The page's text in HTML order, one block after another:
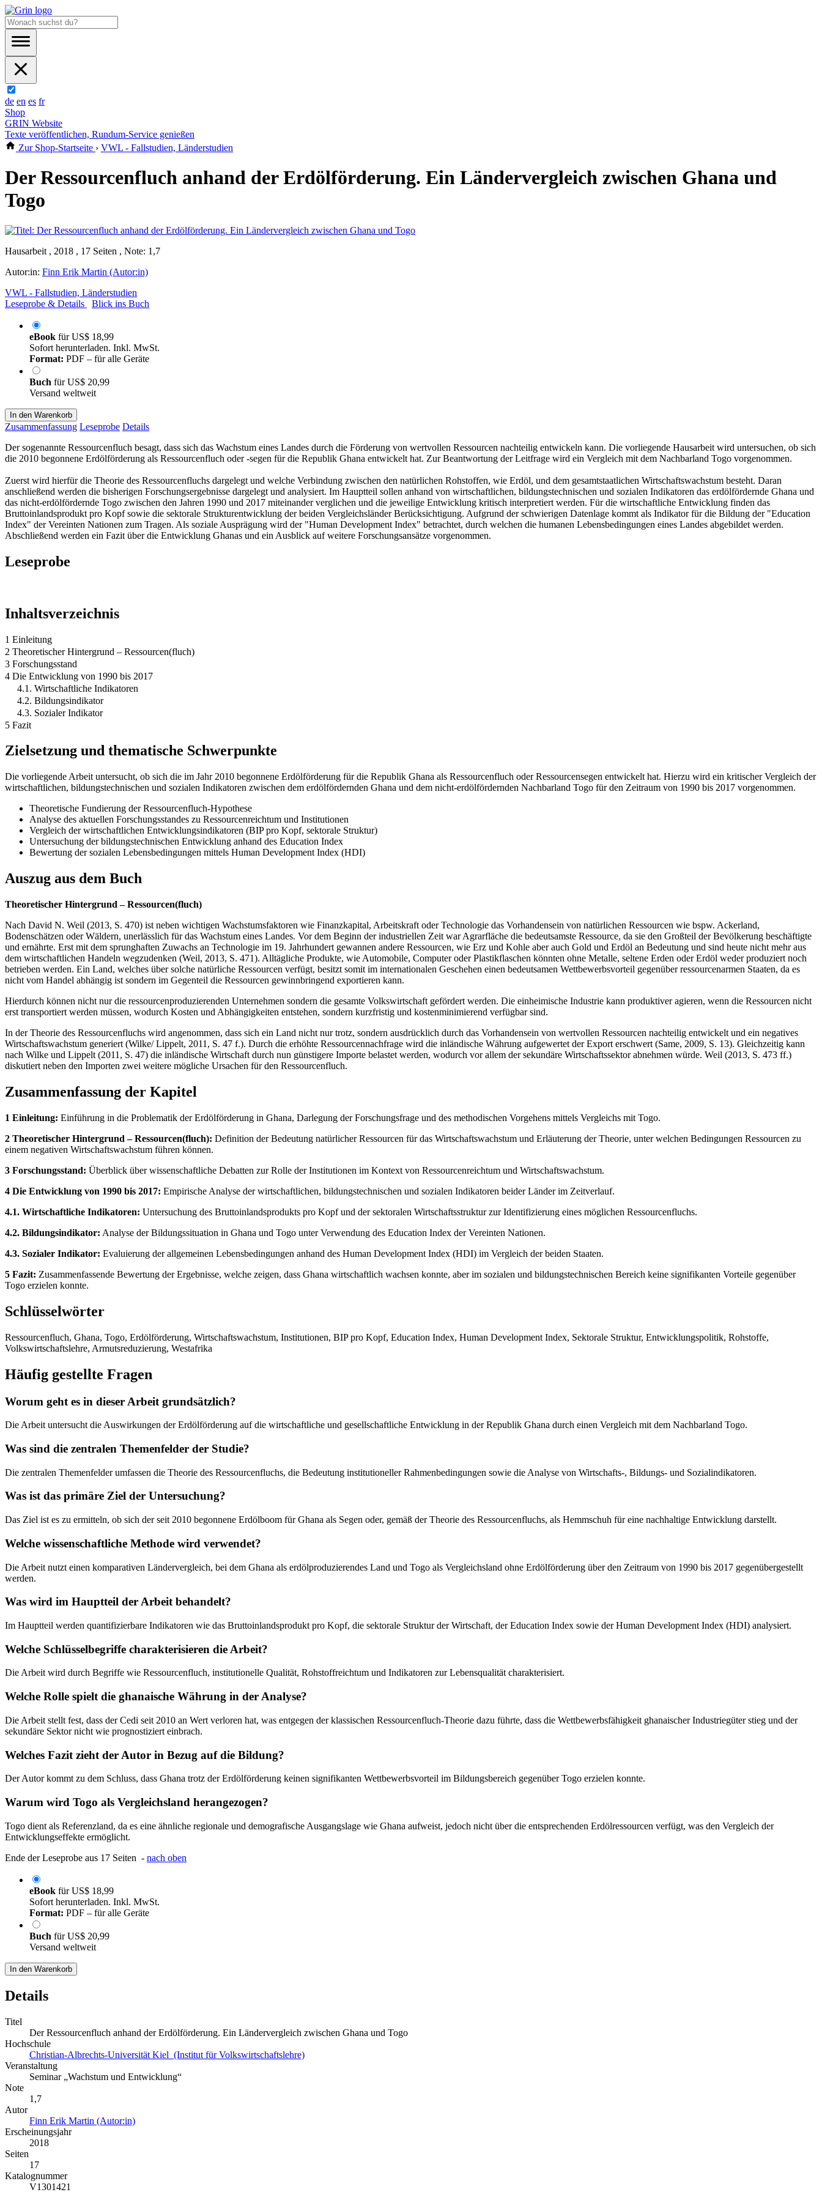
de en es fr
Shop
GRIN Website
Texte veröffentlichen, Rundum-Service genießen
Zur Shop-Startseite › VWL - Fallstudien, Länderstudien
Der Ressourcenfluch anhand der Erdölförderung. Ein Ländervergleich zwischen Ghana und
Togo
Hausarbeit , 2018 , 17 Seiten , Note: 1,7
Autor:in: Finn Erik Martin (Autor:in)
VWL - Fallstudien, Länderstudien
Leseprobe & Details
Blick ins Buch
eBook fürUS$ 18,99
Sofort herunterladen. Inkl. MwSt.
Format: PDF – für alle Geräte
Buch fürUS$ 20,99
Versand weltweit
In den Warenkorb
Zusammenfassung Leseprobe Details
Der sogenannte Ressourcenfluch besagt, dass sich das Wachstum eines Landes durch die Förderung von wertvollen Ressourcen nachteilig entwickeln kann. Die vorliegende Hausarbeit wird untersuchen, ob sich
die 2010 begonnene Erdölförderung als Ressourcenfluch oder -segen für die Republik Ghana entwickelt hat. Zur Beantwortung der Leitfrage wird ein Vergleich mit dem Nachbarland Togo vorgenommen.
Zuerst wird hierfür die Theorie des Ressourcenfluchs dargelegt und welche Verbindung zwischen den natürlichen Rohstoffen, wie Erdöl, und dem gesamtstaatlichen Wirtschaftswachstum besteht. Daran
anschließend werden die bisherigen Forschungsergebnisse dargelegt und analysiert. Im Hauptteil sollen anhand von wirtschaftlichen, bildungstechnischen und sozialen Indikatoren das erdölfördernde Ghana und
das nicht-erdölfördernde Togo zwischen den Jahren 1990 und 2017 miteinander verglichen und die jeweilige Entwicklung kritisch interpretiert werden. Für die wirtschaftliche Entwicklung finden das
Bruttoinlandsprodukt pro Kopf sowie die sektorale Strukturentwicklung der beiden Vergleichsländer Berücksichtigung. Aufgrund der schwierigen Datenlage kommt als Indikator für die Bildung der "Education
Index" der Vereinten Nationen zum Tragen. Als soziale Ausprägung wird der "Human Development Index" betrachtet, durch welchen die humanen Lebensbedingungen eines Landes abgebildet werden.
Abschließend werden ein Fazit über die Entwicklung Ghanas und ein Ausblick auf weitere Forschungsansätze vorgenommen.
Leseprobe
Inhaltsverzeichnis
1 Einleitung
2 Theoretischer Hintergrund – Ressourcen(fluch)
3 Forschungsstand
4 Die Entwicklung von 1990 bis 2017
4.1. Wirtschaftliche Indikatoren
4.2. Bildungsindikator
4.3. Sozialer Indikator
5 Fazit
Zielsetzung und thematische Schwerpunkte
Die vorliegende Arbeit untersucht, ob sich die im Jahr 2010 begonnene Erdölförderung für die Republik Ghana als Ressourcenfluch oder Ressourcensegen entwickelt hat. Hierzu wird ein kritischer Vergleich der
wirtschaftlichen, bildungstechnischen und sozialen Indikatoren zwischen dem erdölfördernden Ghana und dem nicht-erdölfördernden Nachbarland Togo für den Zeitraum von 1990 bis 2017 vorgenommen.
Theoretische Fundierung der Ressourcenfluch-Hypothese
Analyse des aktuellen Forschungsstandes zu Ressourcenreichtum und Institutionen
Vergleich der wirtschaftlichen Entwicklungsindikatoren (BIP pro Kopf, sektorale Struktur)
Untersuchung der bildungstechnischen Entwicklung anhand des Education Index
Bewertung der sozialen Lebensbedingungen mittels Human Development Index (HDI)
Auszug aus dem Buch
Theoretischer Hintergrund – Ressourcen(fluch)
Nach David N. Weil (2013, S. 470) ist neben wichtigen Wachstumsfaktoren wie Finanzkapital, Arbeitskraft oder Technologie das Vorhandensein von natürlichen Ressourcen wie bspw. Ackerland,
Bodenschätzen oder Wäldern, unerlässlich für das Wachstum eines Landes. Vor dem Beginn der industriellen Zeit war Agrarfläche die bedeutsamste Ressource, da sie den Großteil der Bevölkerung beschäftigte
und ernährte. Erst mit dem sprunghaften Zuwachs an Technologie im 19. Jahrhundert gewannen andere Ressourcen, wie Erz und Kohle aber auch Gold und Erdöl an Bedeutung und sind heute nicht mehr aus
dem wirtschaftlichen Handeln wegzudenken (Weil, 2013, S. 471). Alltägliche Produkte, wie Automobile, Computer oder Plastikflaschen könnten ohne Metalle, seltene Erden oder Erdöl weder produziert noch
betrieben werden. Ein Land, welches über solche natürliche Ressourcen verfügt, besitzt somit im internationalen Geschehen einen bedeutsamen Wettbewerbsvorteil gegenüber ressourcenarmen Staaten, da es
nicht vom Handel abhängig ist sondern im Gegenteil die Ressourcen gewinnbringend exportieren kann.
Hierdurch können nicht nur die ressourcenproduzierenden Unternehmen sondern die gesamte Volkswirtschaft gefördert werden. Die einheimische Industrie kann produktiver agieren, wenn die Ressourcen nicht
erst transportiert werden müssen, wodurch Kosten und Abhängigkeiten entstehen, sondern kurzfristig und kostenminimierend verfügbar sind.
In der Theorie des Ressourcenfluchs wird angenommen, dass sich ein Land nicht nur trotz, sondern ausdrücklich durch das Vorhandensein von wertvollen Ressourcen nachteilig entwickelt und ein negatives
Wirtschaftswachstum generiert (Wilke/ Lippelt, 2011, S. 47 f.). Durch die erhöhte Ressourcennachfrage wird die inländische Währung aufgewertet der Export erschwert (Same, 2009, S. 13). Gleichzeitig kann
nach Wilke und Lippelt (2011, S. 47) die inländische Wirtschaft durch nun günstigere Importe belastet werden, wodurch vor allem der sekundäre Wirtschaftssektor abnehmen würde. Weil (2013, S. 473 ff.)
diskutiert neben den Importen zwei weitere mögliche Ursachen für den Ressourcenfluch.
Zusammenfassung der Kapitel
1 Einleitung: Einführung in die Problematik der Erdölförderung in Ghana, Darlegung der Forschungsfrage und des methodischen Vorgehens mittels Vergleichs mit Togo.
2 Theoretischer Hintergrund – Ressourcen(fluch): Definition der Bedeutung natürlicher Ressourcen für das Wirtschaftswachstum und Erläuterung der Theorie, unter welchen Bedingungen Ressourcen zu
einem negativen Wirtschaftswachstum führen können.
3 Forschungsstand: Überblick über wissenschaftliche Debatten zur Rolle der Institutionen im Kontext von Ressourcenreichtum und Wirtschaftswachstum.
4 Die Entwicklung von 1990 bis 2017: Empirische Analyse der wirtschaftlichen, bildungstechnischen und sozialen Indikatoren beider Länder im Zeitverlauf.
4.1. Wirtschaftliche Indikatoren: Untersuchung des Bruttoinlandsprodukts pro Kopf und der sektoralen Wirtschaftsstruktur zur Identifizierung eines möglichen Ressourcenfluchs.
4.2. Bildungsindikator: Analyse der Bildungssituation in Ghana und Togo unter Verwendung des Education Index der Vereinten Nationen.
4.3. Sozialer Indikator: Evaluierung der allgemeinen Lebensbedingungen anhand des Human Development Index (HDI) im Vergleich der beiden Staaten.
5 Fazit: Zusammenfassende Bewertung der Ergebnisse, welche zeigen, dass Ghana wirtschaftlich wachsen konnte, aber im sozialen und bildungstechnischen Bereich keine signifikanten Vorteile gegenüber
Togo erzielen konnte.
Schlüsselwörter
Ressourcenfluch, Ghana, Togo, Erdölförderung, Wirtschaftswachstum, Institutionen, BIP pro Kopf, Education Index, Human Development Index, Sektorale Struktur, Entwicklungspolitik, Rohstoffe,
Volkswirtschaftslehre, Armutsreduzierung, Westafrika
Häufig gestellte Fragen
Worum geht es in dieser Arbeit grundsätzlich?
Die Arbeit untersucht die Auswirkungen der Erdölförderung auf die wirtschaftliche und gesellschaftliche Entwicklung in der Republik Ghana durch einen Vergleich mit dem Nachbarland Togo.
Was sind die zentralen Themenfelder der Studie?
Die zentralen Themenfelder umfassen die Theorie des Ressourcenfluchs, die Bedeutung institutioneller Rahmenbedingungen sowie die Analyse von Wirtschafts-, Bildungs- und Sozialindikatoren.
Was ist das primäre Ziel der Untersuchung?
Das Ziel ist es zu ermitteln, ob sich der seit 2010 begonnene Erdölboom für Ghana als Segen oder, gemäß der Theorie des Ressourcenfluchs, als Hemmschuh für eine nachhaltige Entwicklung darstellt.
Welche wissenschaftliche Methode wird verwendet?
Die Arbeit nutzt einen komparativen Ländervergleich, bei dem Ghana als erdölproduzierendes Land und Togo als Vergleichsland ohne Erdölförderung über den Zeitraum von 1990 bis 2017 gegenübergestellt
werden.
Was wird im Hauptteil der Arbeit behandelt?
Im Hauptteil werden quantifizierbare Indikatoren wie das Bruttoinlandsprodukt pro Kopf, die sektorale Struktur der Wirtschaft, der Education Index sowie der Human Development Index (HDI) analysiert.
Welche Schlüsselbegriffe charakterisieren die Arbeit?
Die Arbeit wird durch Begriffe wie Ressourcenfluch, institutionelle Qualität, Rohstoffreichtum und Indikatoren zur Lebensqualität charakterisiert.
Welche Rolle spielt die ghanaische Währung in der Analyse?
Die Arbeit stellt fest, dass der Cedi seit 2010 an Wert verloren hat, was entgegen der klassischen Ressourcenfluch-Theorie dazu führte, dass die Wettbewerbsfähigkeit ghanaischer Industriegüter stieg und der
sekundäre Sektor nicht wie prognostiziert einbrach.
Welches Fazit zieht der Autor in Bezug auf die Bildung?
Der Autor kommt zu dem Schluss, dass Ghana trotz der Erdölförderung keinen signifikanten Wettbewerbsvorteil im Bildungsbereich gegenüber Togo erzielen konnte.
Warum wird Togo als Vergleichsland herangezogen?
Togo dient als Referenzland, da es eine ähnliche regionale und demografische Ausgangslage wie Ghana aufweist, jedoch nicht über die entsprechenden Erdölressourcen verfügt, was den Vergleich der
Entwicklungseffekte ermöglicht.
Ende der Leseprobe aus 17 Seiten - nach oben
eBook fürUS$ 18,99
Sofort herunterladen. Inkl. MwSt.
Format: PDF – für alle Geräte
Buch fürUS$ 20,99
Versand weltweit
In den Warenkorb
Details
Titel
Der Ressourcenfluch anhand der Erdölförderung. Ein Ländervergleich zwischen Ghana und Togo
Hochschule
Christian-Albrechts-Universität Kiel (Institut für Volkswirtschaftslehre)
Veranstaltung
Seminar „Wachstum und Entwicklung“
Note
1,7
Autor
Finn Erik Martin (Autor:in)
Erscheinungsjahr
2018
Seiten
17
Katalognummer
V1301421